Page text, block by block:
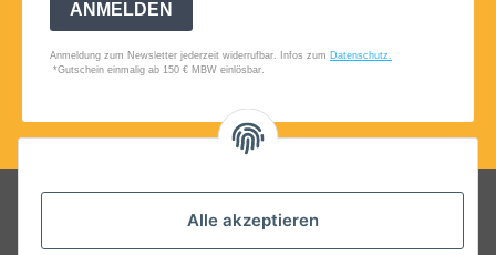
Alle akzeptieren
Folgt uns auf Social Media